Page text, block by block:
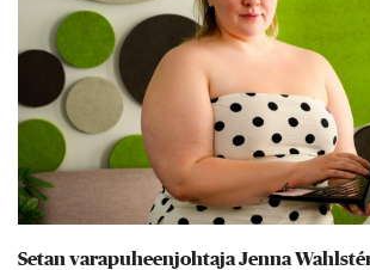
Setan varapuheenjohtaja Jenna